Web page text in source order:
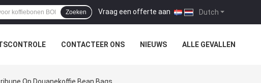
Dutch
Vraag een offerte aan |
Zoeken
CONTACTEER ONS NIEUWS ALLE GEVALLEN